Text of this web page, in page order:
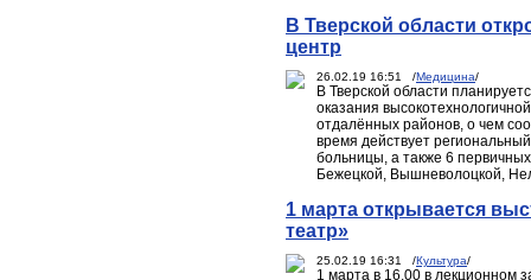
В Тверской области
центр
26.02.19 16:51 /Медицина/
В Тверской области
оказания
отдалённых районов, о чем
время действует
больницы, а также 6
Бежецкой, Вышневолоцкой,
1 марта открывается
театр»
25.02.19 16:31 /Культура/
1 марта в 16.00 в лекционном